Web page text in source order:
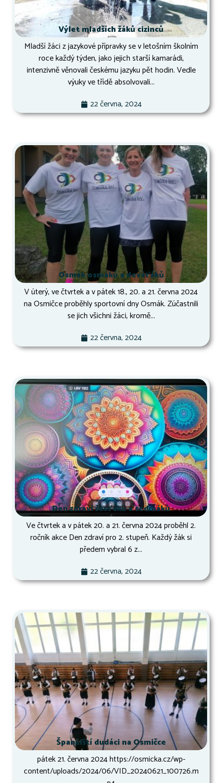
Výlet mladších žáků cizinců
Mladší žáci z jazykové přípravky se v letošním školním
roce každý týden, jako jejich starší kamarádi,
intenzivně věnovali českému jazyku pět hodin. Vedle
výuky ve třídě absolvovali...
22 června, 2024
Osmák osmáků a deváťáků
V úterý, ve čtvrtek a v pátek 18., 20. a 21. června 2024
na Osmičce proběhly sportovní dny Osmák. Zúčastnili
se jich všichni žáci, kromě...
22 června, 2024
Den zdraví šesťáků a sedmáků
Ve čtvrtek a v pátek 20. a 21. června 2024 proběhl 2.
ročník akce Den zdraví pro 2. stupeň. Každý žák si
předem vybral 6 z...
22 června, 2024
Španělští dudáci na Osmičce
pátek 21. června 2024 https://osmicka.cz/wp-
content/uploads/2024/06/VID_20240621_100726.m